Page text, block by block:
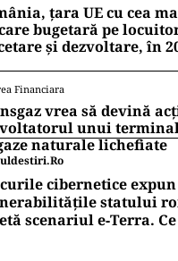
țara UE cu cea
bugetară pe
și dezvoltare, în
Financiara
vrea să devină
unui
naturale lichefiate
cibernetice expun
statului
scenariul e‑Terra.